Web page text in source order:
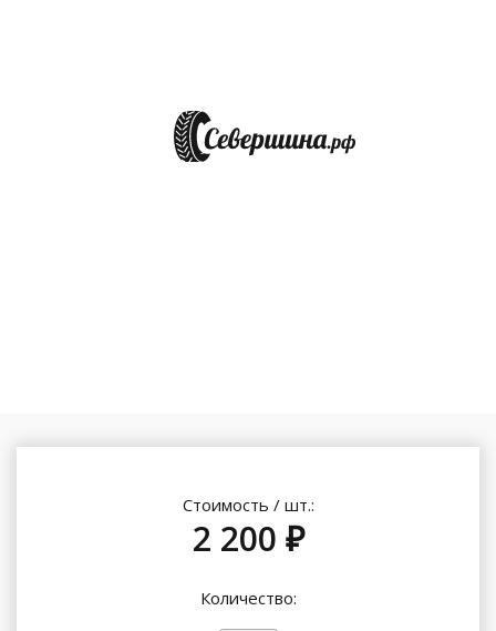
Стоимость / шт.:
2 200 ₽
Количество: